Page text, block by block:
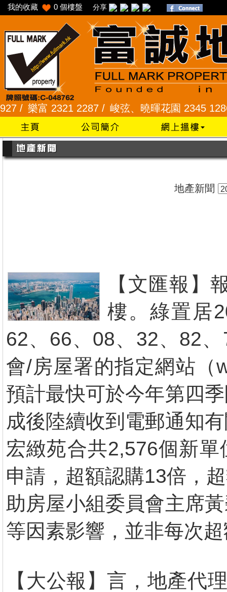
我的收藏 0 個樓盤 分享
樂富 2321 2287 /峻弦、曉暉花園 2345 1286 /
地產新聞
【文匯報】
樓。綠置居
62、66、08、32、82
會/房屋署的指定網站（
預計最快可於今年第四
成後陸續收到電郵通知
宏緻苑合共2,576個新
申請，超額認購13倍，
助房屋小組委員會主席
等因素影響，並非每次
【大公報】言，地產代